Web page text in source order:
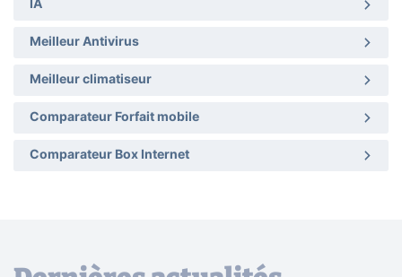
IA
Meilleur Antivirus
Meilleur climatiseur
Comparateur Forfait mobile
Comparateur Box Internet